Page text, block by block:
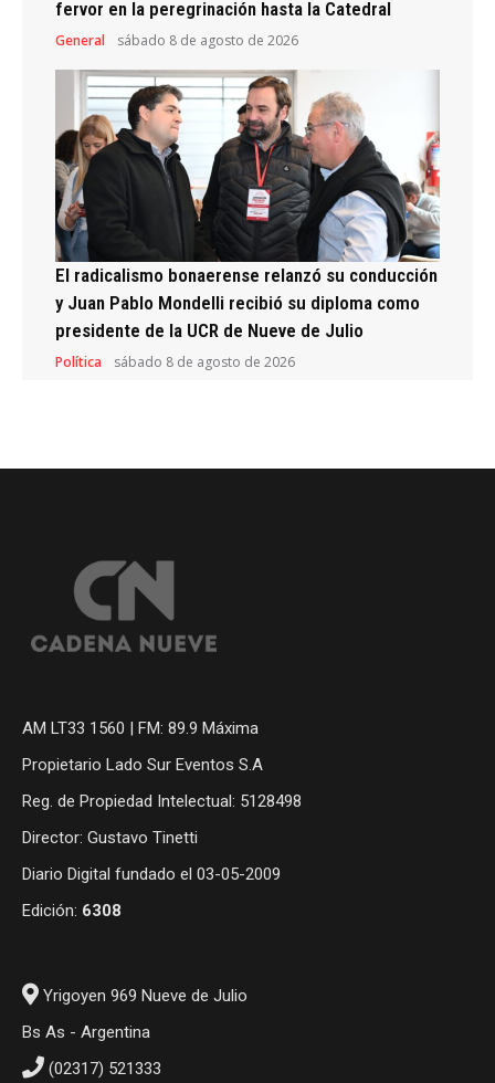
fervor en la peregrinación hasta la Catedral
General sábado 8 de agosto de 2026
El radicalismo bonaerense relanzó su conducción
y Juan Pablo Mondelli recibió su diploma como
presidente de la UCR de Nueve de Julio
Política sábado 8 de agosto de 2026
AM LT33 1560 | FM: 89.9 Máxima
Propietario Lado Sur Eventos S.A
Reg. de Propiedad Intelectual: 5128498
Director: Gustavo Tinetti
Diario Digital fundado el 03-05-2009
Edición: 6308
Yrigoyen 969 Nueve de Julio
Bs As - Argentina
(02317) 521333